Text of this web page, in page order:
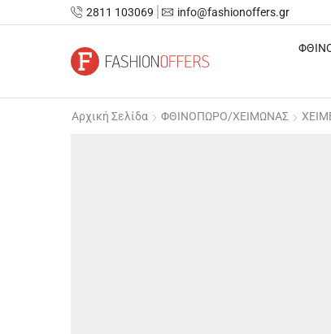
2811 103069 info@fashionoffers.gr
Αρχική Σελίδα ΦΘΙΝΟΠΩΡΟ/ΧΕΙΜΩΝΑΣ